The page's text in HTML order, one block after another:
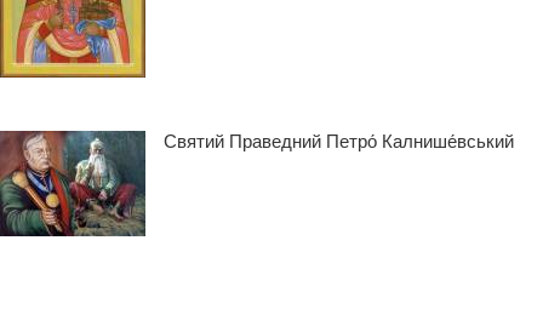
Святий Праведний Петро́ Калнише́вський